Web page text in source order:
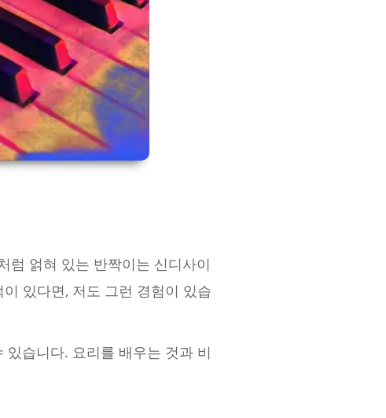
럼 얽혀 있는 반짝이는 신디사이
있다면, 저도 그런 경험이 있습
습니다. 요리를 배우는 것과 비